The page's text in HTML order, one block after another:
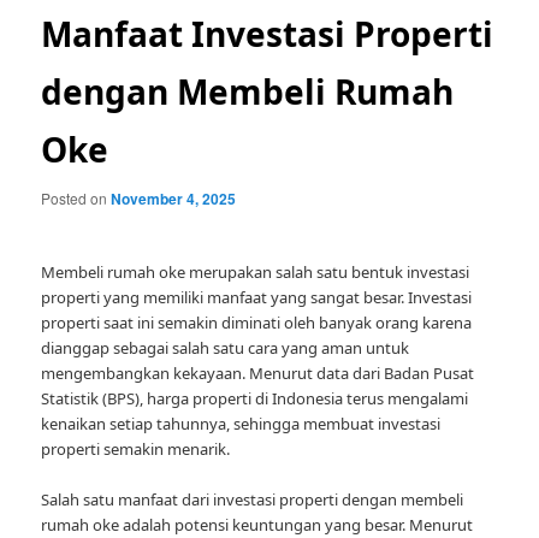
Manfaat Investasi Properti
dengan Membeli Rumah
Oke
Posted onNovember 4, 2025
Membeli rumah oke merupakan salah satu bentuk investasi
properti yang memiliki manfaat yang sangat besar. Investasi
properti saat ini semakin diminati oleh banyak orang karena
dianggap sebagai salah satu cara yang aman untuk
mengembangkan kekayaan. Menurut data dari Badan Pusat
Statistik (BPS), harga properti di Indonesia terus mengalami
kenaikan setiap tahunnya, sehingga membuat investasi
properti semakin menarik.
Salah satu manfaat dari investasi properti dengan membeli
rumah oke adalah potensi keuntungan yang besar. Menurut